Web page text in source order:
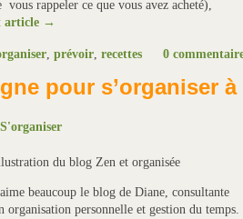
vous rappeler ce que vous avez acheté),
article →
, prévoir, recettes 0
pour s’organiser à
S'organiser
du blog Zen et organisée
beaucoup le blog de Diane, consultante
organisation personnelle et gestion du temps.